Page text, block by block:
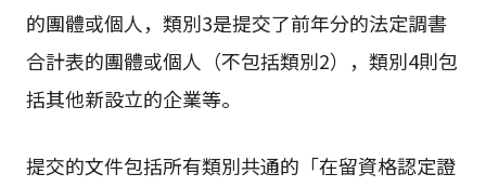
的團體或個人，類別3是提交了前年分的法定調書
合計表的團體或個人（不包括類別2），類別4則包
括其他新設立的企業等。
提交的文件包括所有類別共通的「在留資格認定證